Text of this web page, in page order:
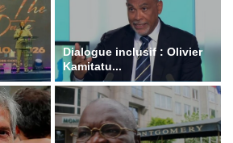
Dialogue inclusif : Olivier
Kamitatu...